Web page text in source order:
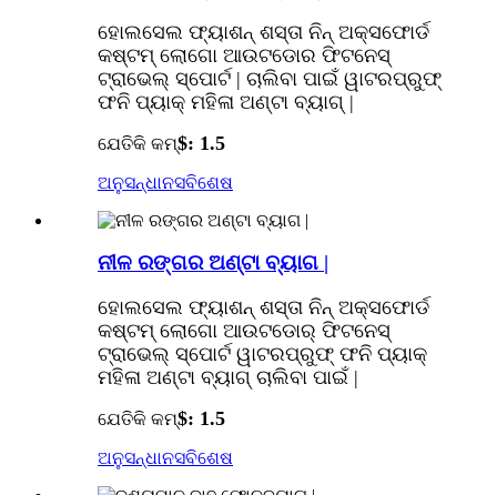
ହୋଲସେଲ ଫ୍ୟାଶନ୍ ଶସ୍ତା ନିନ୍ ଅକ୍ସଫୋର୍ଡ
କଷ୍ଟମ୍ ଲୋଗୋ ଆଉଟଡୋର ​​ଫିଟନେସ୍
ଟ୍ରାଭେଲ୍ ସ୍ପୋର୍ଟ | ଚାଲିବା ପାଇଁ ୱାଟରପ୍ରୁଫ୍
ଫନି ପ୍ୟାକ୍ ମହିଳା ଅଣ୍ଟା ବ୍ୟାଗ୍ |
ଯେତିକି କମ୍$: 1.5
ଅନୁସନ୍ଧାନସବିଶେଷ
ନୀଳ ରଙ୍ଗର ଅଣ୍ଟା ବ୍ୟାଗ |
ହୋଲସେଲ ଫ୍ୟାଶନ୍ ଶସ୍ତା ନିନ୍ ଅକ୍ସଫୋର୍ଡ
କଷ୍ଟମ୍ ଲୋଗୋ ଆଉଟଡୋର୍ ଫିଟନେସ୍
ଟ୍ରାଭେଲ୍ ସ୍ପୋର୍ଟ ୱାଟରପ୍ରୁଫ୍ ଫନି ପ୍ୟାକ୍
ମହିଳା ଅଣ୍ଟା ବ୍ୟାଗ୍ ଚାଲିବା ପାଇଁ |
ଯେତିକି କମ୍$: 1.5
ଅନୁସନ୍ଧାନସବିଶେଷ